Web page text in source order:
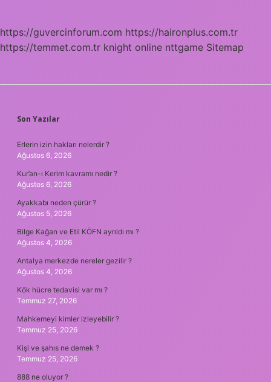
https://guvercinforum.com https://haironplus.com.tr
https://temmet.com.tr knight online nttgame Sitemap
SIDEBAR
Son Yazılar
Erlerin izin hakları nelerdir ?
Ağustos 6, 2026
Kur’an-ı Kerim kavramı nedir ?
Ağustos 6, 2026
Ayakkabı neden çürür ?
Ağustos 5, 2026
Bilge Kağan ve Etil KÖFN ayrıldı mı ?
Ağustos 4, 2026
Antalya merkezde nereler gezilir ?
Ağustos 4, 2026
Kök hücre tedavisi var mı ?
Temmuz 27, 2026
Mahkemeyi kimler izleyebilir ?
Temmuz 25, 2026
Kişi ve şahıs ne demek ?
Temmuz 25, 2026
888 ne oluyor ?